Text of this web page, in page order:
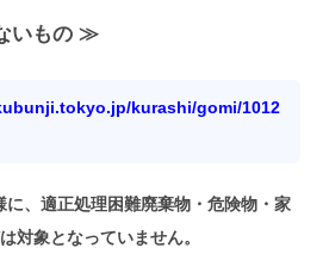
いもの ≫
kurashi/gomi/1012
、適正処理困難廃棄物・危険物・家
対象となっていません。